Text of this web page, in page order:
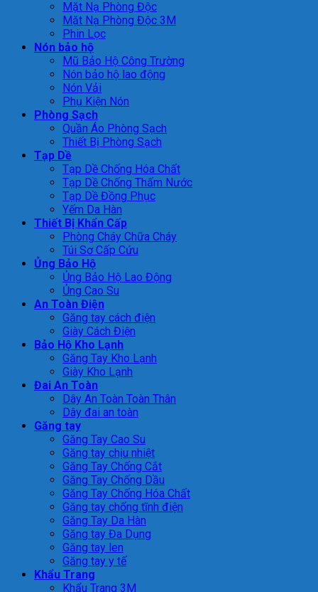
Mặt Nạ Phòng Độc
Mặt Nạ Phòng Độc 3M
Phin Lọc
Nón bảo hộ
Mũ Bảo Hộ Công Trường
Nón bảo hộ lao động
Nón Vải
Phụ Kiện Nón
Phòng Sạch
Quần Áo Phòng Sạch
Thiết Bị Phòng Sạch
Tạp Dề
Tạp Dề Chống Hóa Chất
Tạp Dề Chống Thấm Nước
Tạp Dề Đồng Phục
Yếm Da Hàn
Thiết Bị Khẩn Cấp
Phòng Cháy Chữa Cháy
Túi Sơ Cấp Cứu
Ủng Bảo Hộ
Ủng Bảo Hộ Lao Động
Ủng Cao Su
An Toàn Điện
Găng tay cách điện
Giày Cách Điện
Bảo Hộ Kho Lạnh
Găng Tay Kho Lạnh
Giày Kho Lạnh
Đai An Toàn
Dây An Toàn Toàn Thân
Dây đai an toàn
Găng tay
Găng Tay Cao Su
Găng tay chịu nhiệt
Găng Tay Chống Cắt
Găng Tay Chống Dầu
Găng Tay Chống Hóa Chất
Găng tay chống tĩnh điện
Găng Tay Da Hàn
Găng tay Đa Dụng
Găng tay len
Găng tay y tế
Khẩu Trang
Khẩu Trang 3M